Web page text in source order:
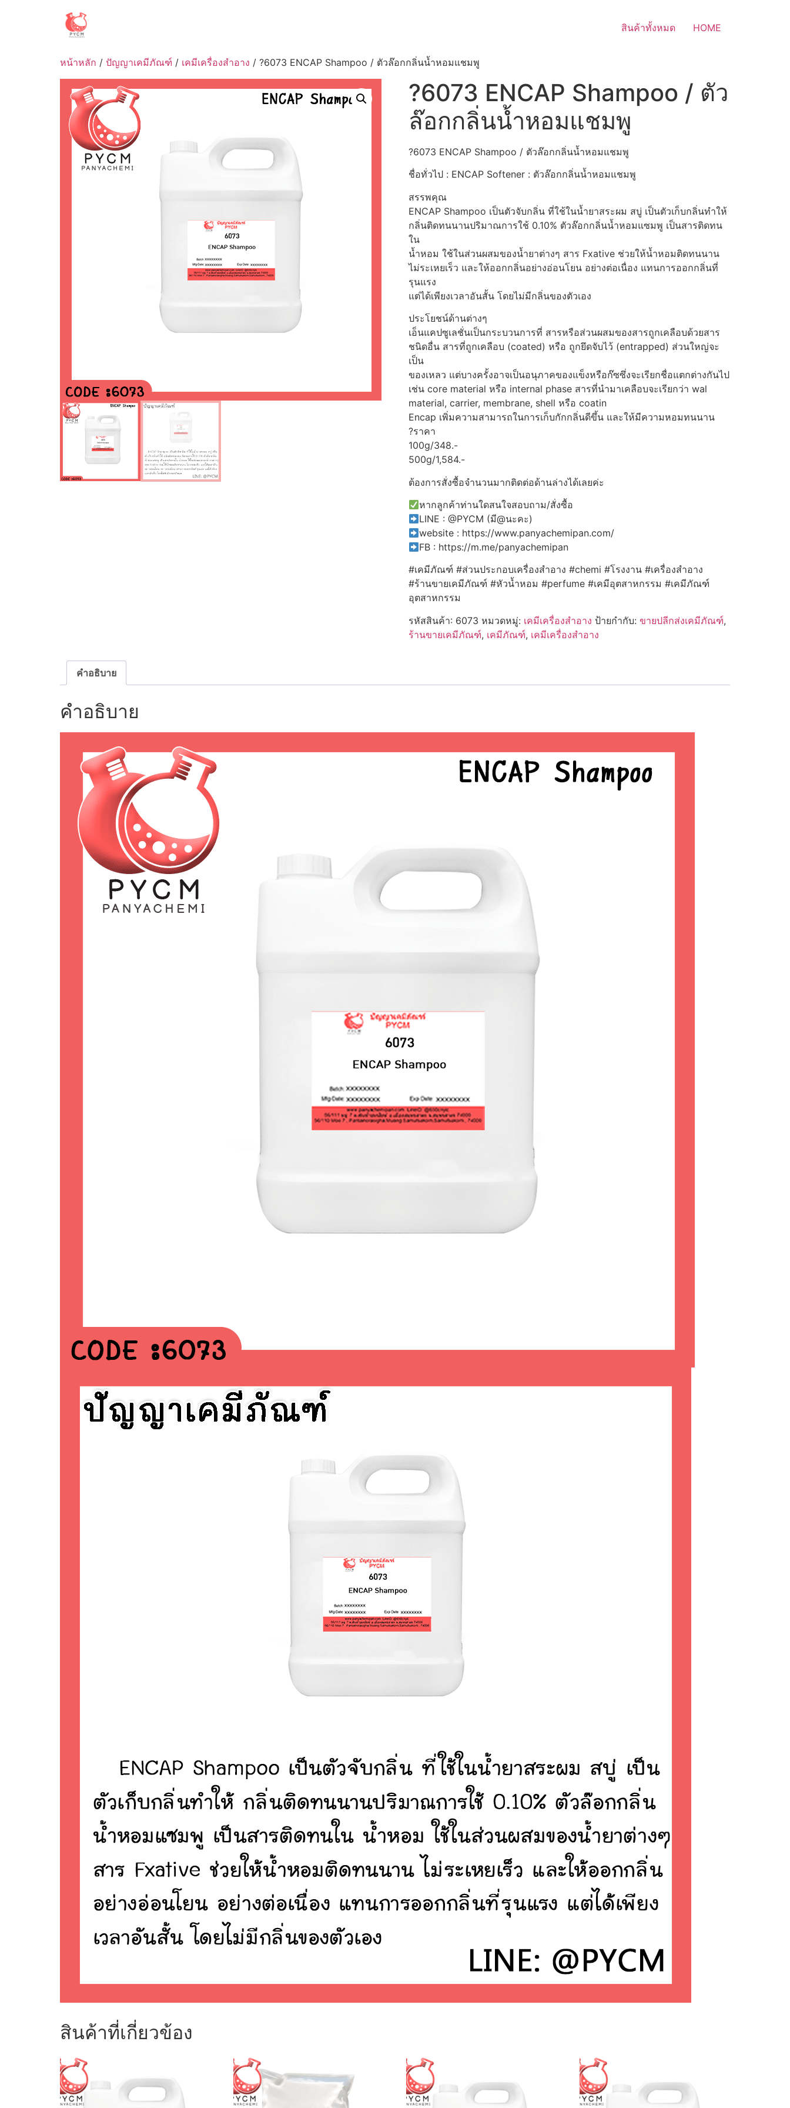
สินค้าทั้งหมด HOME
หน้าหลัก / ปัญญาเคมีภัณฑ์ / เคมีเครื่องสำอาง / ?6073 ENCAP Shampoo / ตัวล๊อกกลิ่นน้ำหอมแชมพู
?6073 ENCAP Shampoo / ตัว
ล๊อกกลิ่นน้ำหอมแชมพู
?6073 ENCAP Shampoo / ตัวล๊อกกลิ่นน้ำหอมแชมพู
ชื่อทั่วไป : ENCAP Softener : ตัวล๊อกกลิ่นน้ำหอมแชมพู
สรรพคุณ
ENCAP Shampoo เป็นตัวจับกลิ่น ที่ใช้ในน้ำยาสระผม สบู่ เป็นตัวเก็บกลิ่นทำให้
กลิ่นติดทนนานปริมาณการใช้ 0.10% ตัวล๊อกกลิ่นน้ำหอมแซมพู เป็นสารติดทน
ใน
น้ำหอม ใช้ในส่วนผสมของน้ำยาต่างๆ สาร Fxative ช่วยให้น้ำหอมติดทนนาน
ไม่ระเหยเร็ว และให้ออกกลิ่นอย่างอ่อนโยน อย่างต่อเนื่อง แทนการออกกลิ่นที่
รุนแรง
แต่ได้เพียงเวลาอันสั้น โดยไม่มีกลิ่นของตัวเอง
ประโยชน์ด้านต่างๆ
เอ็นแคปซูเลชั่นเป็นกระบวนการที่ สารหรือส่วนผสมของสารถูกเคลือบด้วยสาร
ชนิดอื่น สารที่ถูกเคลือบ (coated) หรือ ถูกยึดจับไว้ (entrapped) ส่วนใหญ่จะ
เป็น
ของเหลว แต่บางครั้งอาจเป็นอนุภาคของแข็งหรือก๊ซซึ่งจะเรียกชื่อแตกต่างกันไป
เช่น core material หรือ internal phase สารที่นำมาเคลือบจะเรียกว่า wal
material, carrier, membrane, shell หรือ coatin
Encap เพิ่มความสามารถในการเก็บกักกลิ่นดีขึ้น และให้มีความหอมทนนาน
?ราคา
100g/348.-
500g/1,584.-
ต้องการสั่งซื้อจำนวนมากติดต่อด้านล่างได้เลยค่ะ
หากลูกค้าท่านใดสนใจสอบถาม/สั่งซื้อ
LINE : @PYCM (มี@นะคะ)
website : https://www.panyachemipan.com/
FB : https://m.me/panyachemipan
#เคมีภัณฑ์ #ส่วนประกอบเครื่องสำอาง #chemi #โรงงาน #เครื่องสำอาง
#ร้านขายเคมีภัณฑ์ #หัวน้ำหอม #perfume #เคมีอุตสาหกรรม #เคมีภัณฑ์
อุตสาหกรรม
รหัสสินค้า: 6073 หมวดหมู่: เคมีเครื่องสำอาง ป้ายกำกับ: ขายปลีกส่งเคมีภัณฑ์,
ร้านขายเคมีภัณฑ์, เคมีภัณฑ์, เคมีเครื่องสำอาง
คำอธิบาย
คำอธิบาย
สินค้าที่เกี่ยวข้อง